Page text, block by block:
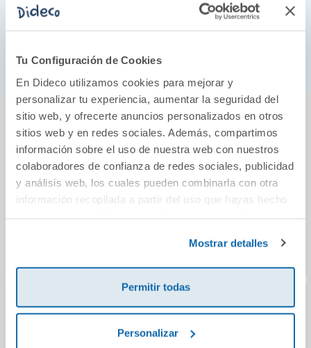
Tu Configuración de Cookies
En Dideco utilizamos cookies para mejorar y
personalizar tu experiencia, aumentar la seguridad del
sitio web, y ofrecerte anuncios personalizados en otros
sitios web y en redes sociales. Además, compartimos
información sobre el uso de nuestra web con nuestros
colaboradores de confianza de redes sociales, publicidad
y análisis web, los cuales pueden combinarla con otra
información recopilada a partir del uso que hayas hecho
Mostrar detalles
Permitir todas
Personalizar
políticas de la derecha y del centro-derecha
para
evitar caer en la profundidad del abismo en el que
También podría gustarte...
Siempre El deseo de Conejo
Mini